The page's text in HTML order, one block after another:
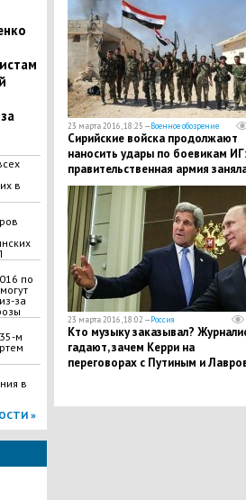
в
по
за
м
в
»
23 марта 2016, 18:25 —Военное обозрение
Сирийские войска продолжают
наносить удары по боевикам ИГ:
правительственная армия
историческую часть Пальмиры
23 марта 2016, 18:02 —Россия
Кто музыку заказывал?
гадают, зачем Керри на
переговорах с Путиным и